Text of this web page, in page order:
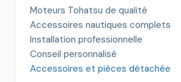
Moteurs Tohatsu de qualité
Accessoires nautiques complets
Installation professionnelle
Conseil personnalisé
Accessoires et pièces détachée